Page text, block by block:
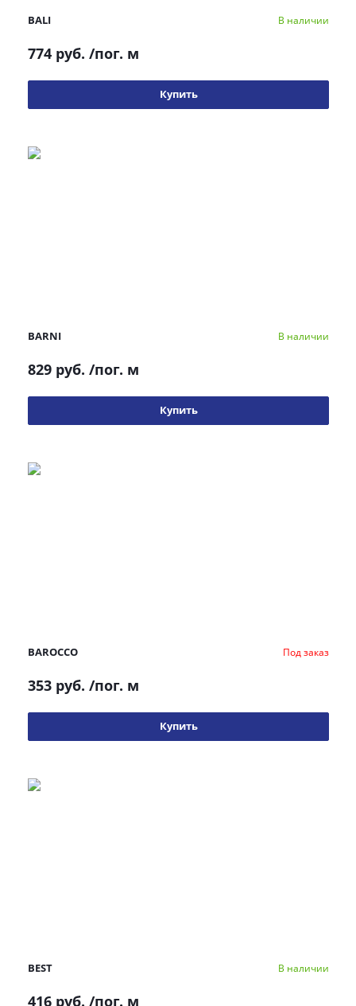
BALI В наличии
774 руб. /пог. м
Купить
BARNI В наличии
829 руб. /пог. м
Купить
BAROCCO Под заказ
353 руб. /пог. м
Купить
BEST В наличии
416 руб. /пог. м